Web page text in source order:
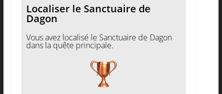
Localiser le Sanctuaire de
Dagon
Vous avez localisé le Sanctuaire de Dagon
dans la quête principale.